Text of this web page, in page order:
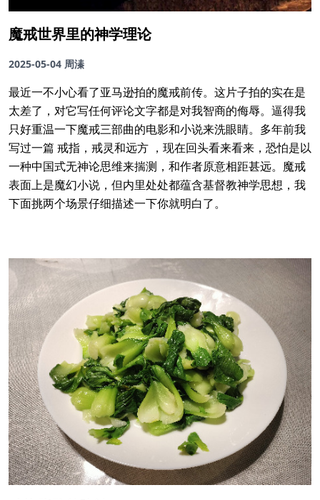
魔戒世界里的神学理论
2025-05-04 周溱
最近一不小心看了亚马逊拍的魔戒前传。这片子拍的实在是
太差了，对它写任何评论文字都是对我智商的侮辱。逼得我
只好重温一下魔戒三部曲的电影和小说来洗眼睛。多年前我
写过一篇 戒指，戒灵和远方 ，现在回头看来看来，恐怕是以
一种中国式无神论思维来揣测，和作者原意相距甚远。魔戒
表面上是魔幻小说，但内里处处都蕴含基督教神学思想，我
下面挑两个场景仔细描述一下你就明白了。